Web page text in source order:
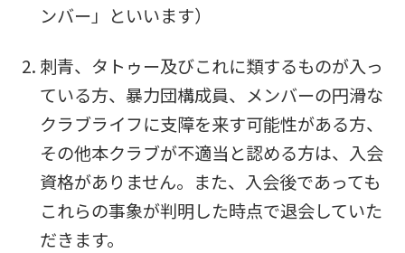
ンバー」といいます）
刺青、タトゥー及びこれに類するものが入っ
ている方、暴力団構成員、メンバーの円滑な
クラブライフに支障を来す可能性がある方、
その他本クラブが不適当と認める方は、入会
資格がありません。また、入会後であっても
これらの事象が判明した時点で退会していた
だきます。
official
website
is
automatically
translated
into